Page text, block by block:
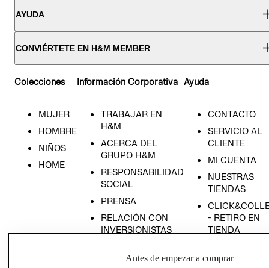
AYUDA
CONVIÉRTETE EN H&M MEMBER
Colecciones
MUJER
HOMBRE
NIÑOS
HOME
Información Corporativa
TRABAJAR EN
H&M
ACERCA DEL
GRUPO H&M
RESPONSABILIDAD
SOCIAL
PRENSA
RELACIÓN CON
INVERSIONISTAS
EMPRESARIAL
Ayuda
CONTACTO
SERVICIO AL
CLIENTE
MI CUENTA
NUESTRAS
TIENDAS
- RETIRO EN
TIENDA
CONDICIONES
Antes de empezar a comprar